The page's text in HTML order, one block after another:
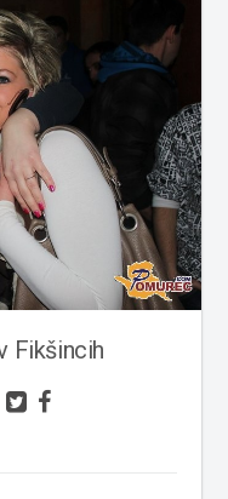
Fikšincih